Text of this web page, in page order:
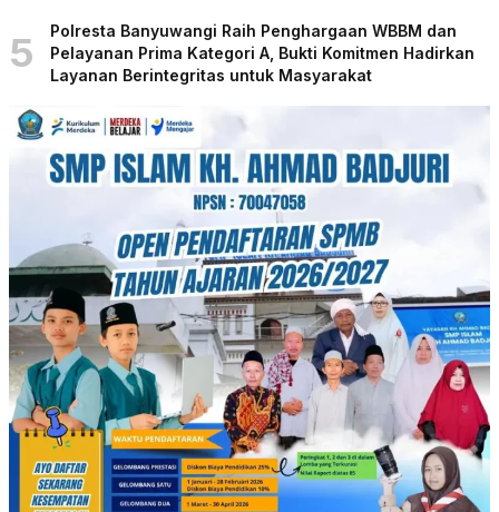
5
Polresta Banyuwangi Raih Penghargaan WBBM dan
Pelayanan Prima Kategori A, Bukti Komitmen Hadirkan
Layanan Berintegritas untuk Masyarakat